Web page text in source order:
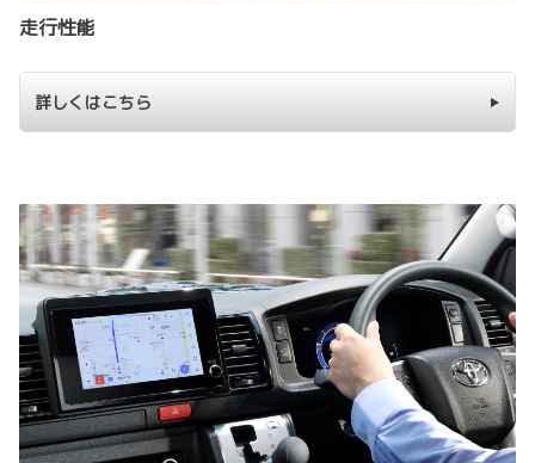
走行性能
詳しくはこちら